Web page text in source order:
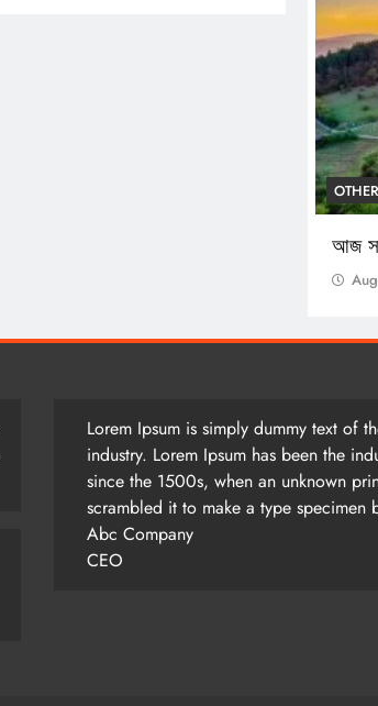
আজ
Lorem Ipsum is simply dummy text of
industry. Lorem Ipsum has been the
since the 1500s, when an unknown
scrambled it to make a type specimen
Abc Company
CEO